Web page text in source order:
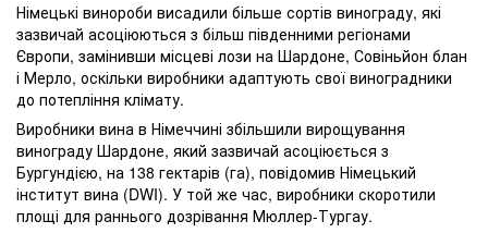
Німецькі винороби висадили більше сортів винограду, які
зазвичай асоціюються з більш південними регіонами
Європи, замінивши місцеві лози на Шардоне, Совіньйон блан
і Мерло, оскільки виробники адаптують свої виноградники
до потепління клімату.
Виробники вина в Німеччині збільшили вирощування
винограду Шардоне, який зазвичай асоціюється з
Бургундією, на 138 гектарів (га), повідомив Німецький
інститут вина (DWI). У той же час, виробники скоротили
площі для раннього дозрівання Мюллер-Тургау.